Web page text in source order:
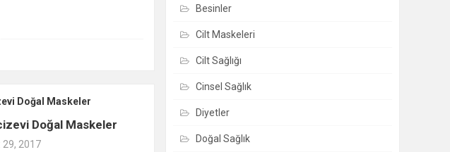
Doğal Maskeler
2017
Besinler
Cilt Maskeleri
Cilt Sağlığı
Cinsel Sağlık
Diyetler
Doğal Sağlık